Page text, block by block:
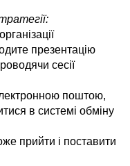
презентацію
сесії
поштою,
в системі обміну
прийти і поставити